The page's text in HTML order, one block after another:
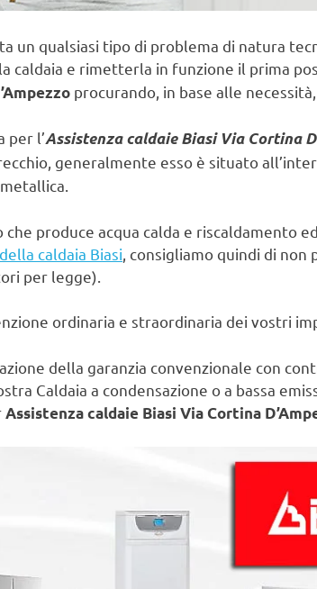
un qualsiasi tipo di problema di natura
caldaia e rimetterla in funzione il prima
procurando, in base alle
per l’Assistenza caldaie Biasi Via Cortina
generalmente esso è situato
che produce acqua calda e riscaldamento
caldaia Biasi , consigliamo quindi di
per legge).
ordinaria e straordinaria dei vostri
della garanzia convenzionale con
Caldaia a condensazione o a bassa
Assistenza caldaie Biasi Via Cortina